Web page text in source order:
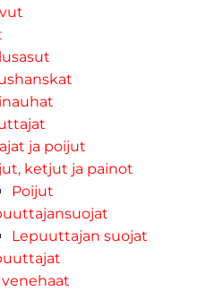
ja poijut
ketjut ja painot
Poijut
Lepuuttajan suojat